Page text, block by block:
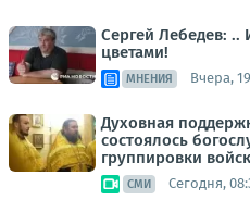
Сергей Лебедев: ..
цветами!
МНЕНИЯ Вчера,
Духовная
состоялось
группировки
СМИ Сегодня,